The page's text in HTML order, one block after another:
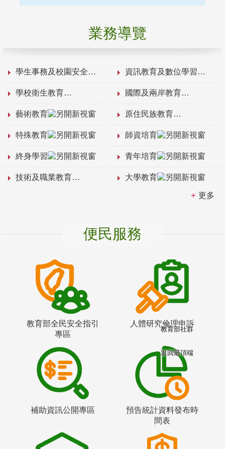
業務導覽
學生事務及校園安全 資訊教育及數位學習
學校衛生教育 國際及兩岸教育
藝術教育 原住民族教育
特殊教育 師資培育
終身學習 青年培育
技術及職業教育 大學教育
更多
便民服務
教育部全民安全指引
專區
人體研究倫理申訴
補助資訊公開專區
預告統計資料發布時
間表
教育部社群
返回最頂端